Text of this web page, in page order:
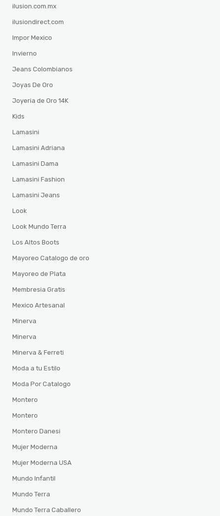
ilusion.com.mx
ilusiondirect.com
Impor Mexico
Invierno
Jeans Colombianos
Joyas De Oro
Joyeria de Oro 14K
Kids
Lamasini
Lamasini Adriana
Lamasini Dama
Lamasini Fashion
Lamasini Jeans
Look
Look Mundo Terra
Los Altos Boots
Mayoreo Catalogo de oro
Mayoreo de Plata
Membresia Gratis
Mexico Artesanal
Minerva
Minerva
Minerva & Ferreti
Moda a tu Estilo
Moda Por Catalogo
Montero
Montero
Montero Danesi
Mujer Moderna
Mujer Moderna USA
Mundo Infantil
Mundo Terra
Mundo Terra Caballero